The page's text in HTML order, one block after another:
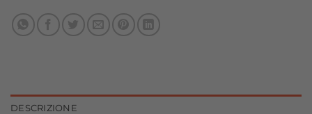
DESCRIZIONE